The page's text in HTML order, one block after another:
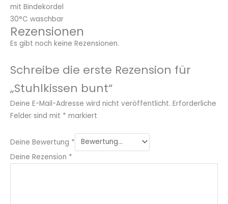
mit Bindekordel
30°C waschbar
Rezensionen
Es gibt noch keine Rezensionen.
Schreibe die erste Rezension für
„Stuhlkissen bunt“
Deine E-Mail-Adresse wird nicht veröffentlicht. Erforderliche
Felder sind mit * markiert
Deine Bewertung *
Deine Rezension *